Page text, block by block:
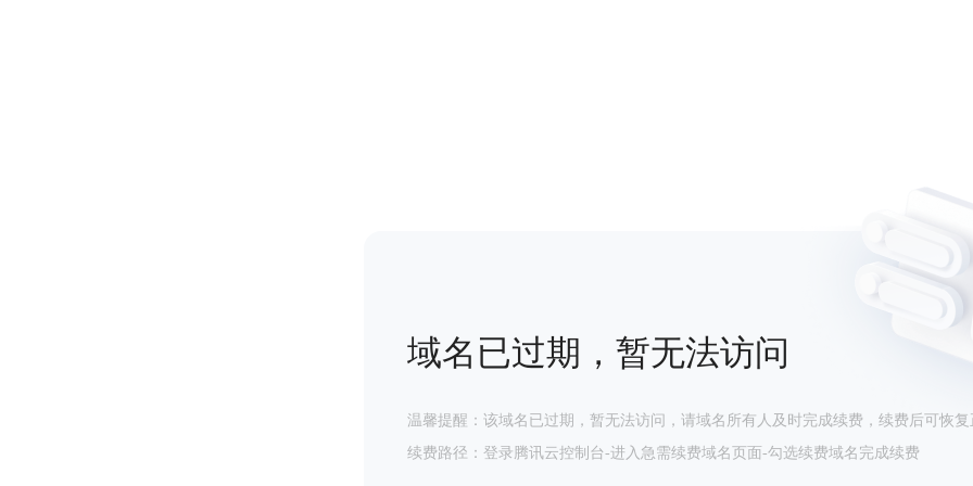
域名已过期，暂无法访问
温馨提醒：该域名已过期，暂无法访问，请域名所有人及时完成续费，续费后可恢复
续费路径：登录腾讯云控制台-进入急需续费域名页面-勾选续费域名完成续费